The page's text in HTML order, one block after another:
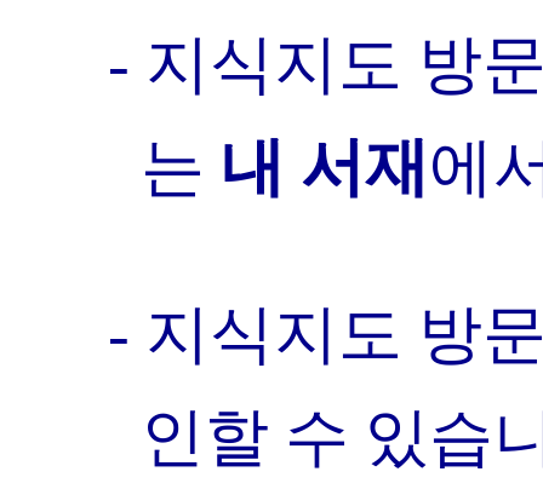
- 지식지도 방
는 내 서재에
- 지식지도 방
인할 수 있습